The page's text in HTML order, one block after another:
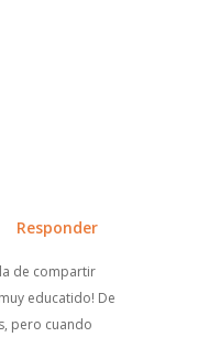
Responder
de compartir
educatido! De
pero cuando